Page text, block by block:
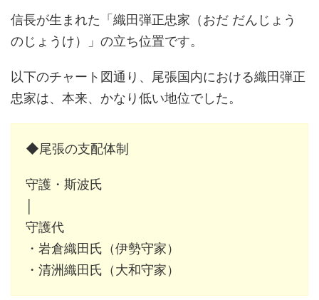
信長が生まれた「織田弾正忠家（おだ だんじょう
のじょうけ）」の立ち位置です。
以下のチャート図通り、尾張国内における織田弾正
忠家は、本来、かなり低い地位でした。
◆尾張の支配体制
守護・斯波氏
守護代
・岩倉織田氏（伊勢守家）
・清洲織田氏（大和守家）